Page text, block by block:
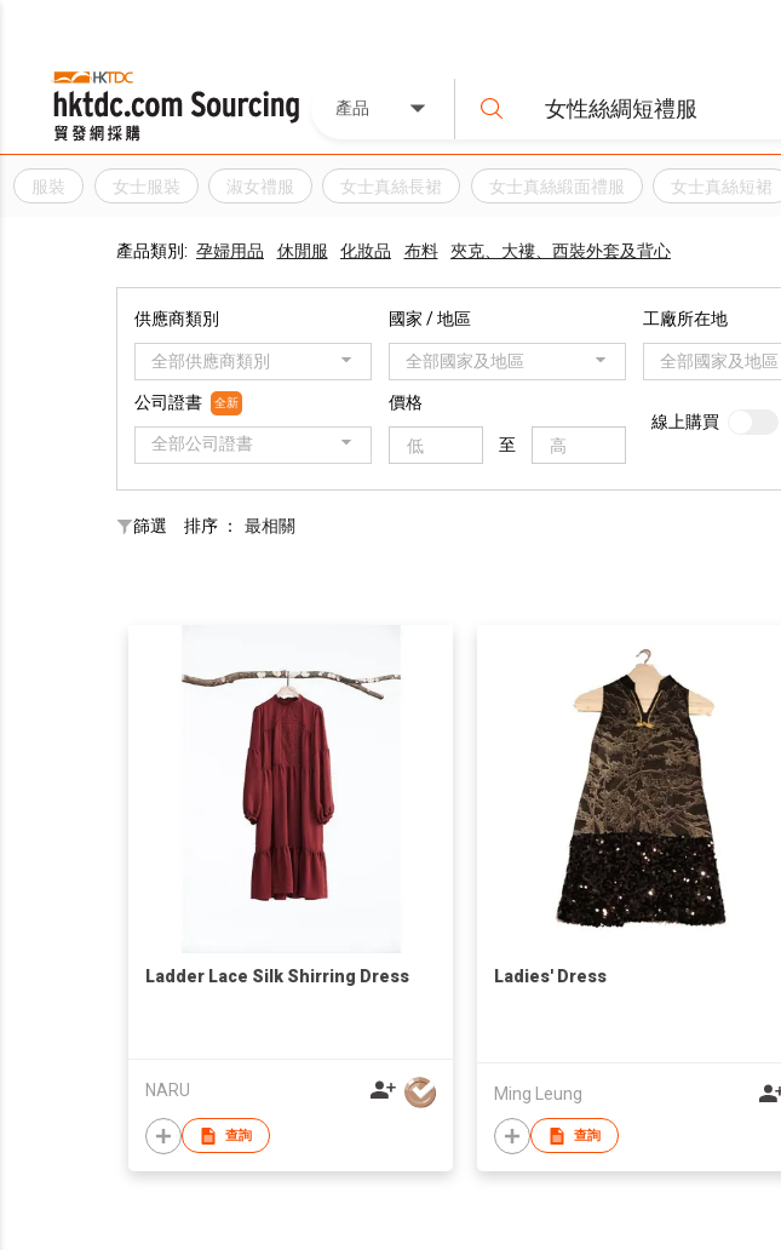
產品
服裝 女士服裝 淑女禮服 女士真絲長裙 女士真絲緞面禮服 女士真絲短裙
產品類別: 孕婦用品 休閒服 化妝品 布料 夾克、大褸、西裝外套及背心
供應商類別
全部供應商類別
國家 / 地區
全部國家及地區
工廠所在地
全部國家及地區
公司證書 全新
全部公司證書
價格
至
線上購買
篩選 排序 ： 最相關
Ladder Lace Silk Shirring Dress
NARU
查詢
Ladies' Dress
Ming Leung
查詢